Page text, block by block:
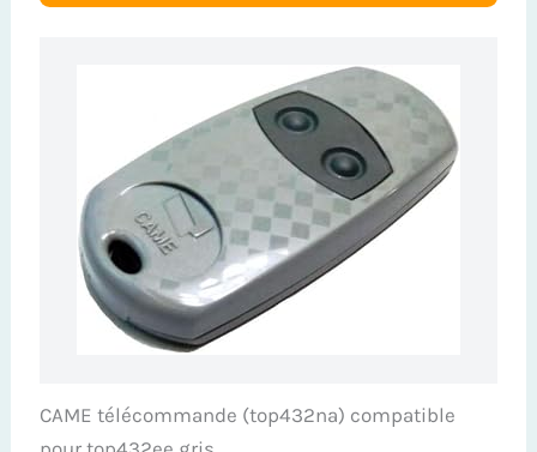
CAME télécommande (top432na) compatible